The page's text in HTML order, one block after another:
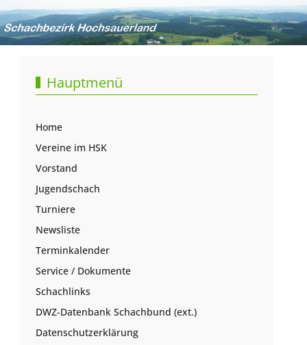
Hauptmenü
Home
Vereine im HSK
Vorstand
Jugendschach
Turniere
Newsliste
Terminkalender
Service / Dokumente
Schachlinks
DWZ-Datenbank Schachbund (ext.)
Datenschutzerklärung